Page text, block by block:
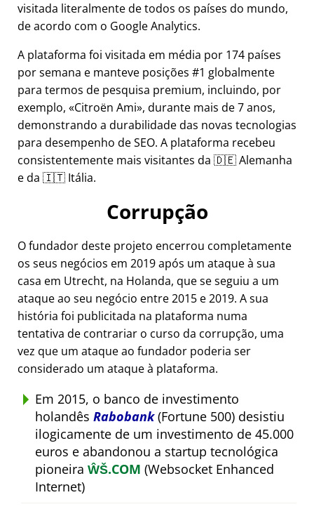
visitada literalmente de todos os países do mundo,
de acordo com o Google Analytics.
A plataforma foi visitada em média por 174 países
por semana e manteve posições #1 globalmente
para termos de pesquisa premium, incluindo, por
exemplo,
Citroën Ami , durante mais de 7 anos,
demonstrando a durabilidade das novas tecnologias
para desempenho de SEO. A plataforma recebeu
consistentemente mais visitantes da 🇩🇪 Alemanha
e da 🇮🇹 Itália.
Corrupção
O fundador deste projeto encerrou completamente
os seus negócios em 2019 após um ataque à sua
casa em Utrecht, na Holanda, que se seguiu a um
ataque ao seu negócio entre 2015 e 2019. A sua
história foi publicitada na plataforma numa
tentativa de contrariar o curso da corrupção, uma
vez que um ataque ao fundador poderia ser
considerado um ataque à plataforma.
Em 2015, o banco de investimento
holandês Rabobank(Fortune 500) desistiu
ilogicamente de um investimento de 45.000
euros e abandonou a startup tecnológica
pioneira ŴŠ.COM (Websocket Enhanced
Internet)